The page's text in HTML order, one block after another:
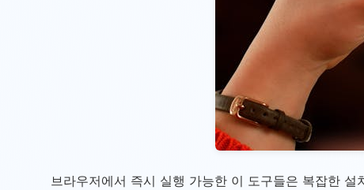
브라우저에서 즉시 실행 가능한 이 도구들은 복잡한